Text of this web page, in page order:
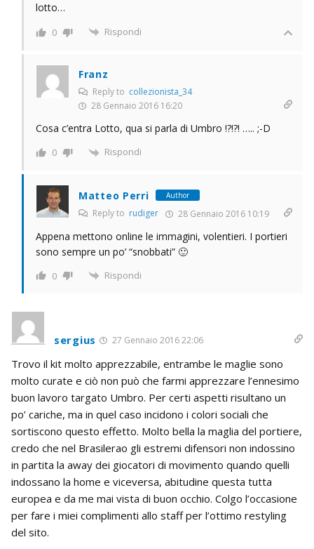
lotto…
0 Rispondi
Franz
Reply to collezionista_34
28 Gennaio 2016 16:20
Cosa c’entra Lotto, qua si parla di Umbro !?!?! ….. ;-D
0 Rispondi
Matteo Perri Author
Reply to rudiger 28 Gennaio 2016 10:19
Appena mettono online le immagini, volentieri. I portieri
sono sempre un po’ “snobbati” 🙂
0 Rispondi
sergius 27 Gennaio 2016 22:06
Trovo il kit molto apprezzabile, entrambe le maglie sono
molto curate e ciò non può che farmi apprezzare l’ennesimo
buon lavoro targato Umbro. Per certi aspetti risultano un
po’ cariche, ma in quel caso incidono i colori sociali che
sortiscono questo effetto. Molto bella la maglia del portiere,
credo che nel Brasilerao gli estremi difensori non indossino
in partita la away dei giocatori di movimento quando quelli
indossano la home e viceversa, abitudine questa tutta
europea e da me mai vista di buon occhio. Colgo l’occasione
per fare i miei complimenti allo staff per l’ottimo restyling
del sito.